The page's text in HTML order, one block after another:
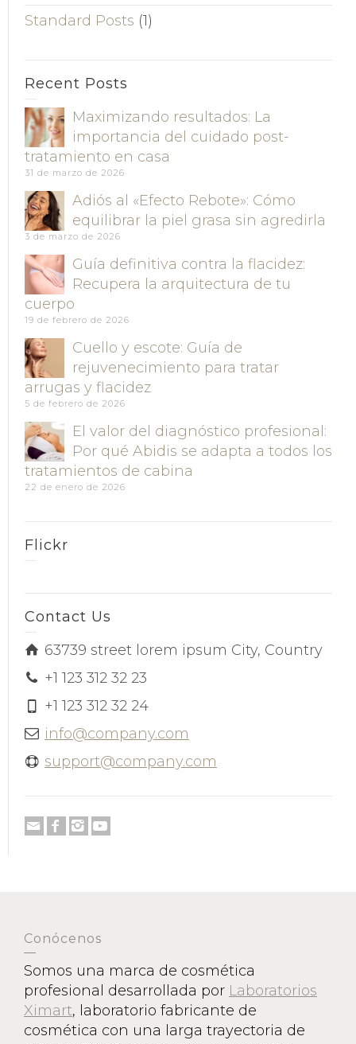
Standard Posts (1)
Recent Posts
Maximizando resultados: La
importancia del cuidado post-
tratamiento en casa
31 de marzo de 2026
Adiós al «Efecto Rebote»: Cómo
equilibrar la piel grasa sin agredirla
3 de marzo de 2026
Guía definitiva contra la flacidez:
Recupera la arquitectura de tu
cuerpo
19 de febrero de 2026
Cuello y escote: Guía de
rejuvenecimiento para tratar
arrugas y flacidez
5 de febrero de 2026
El valor del diagnóstico profesional:
Por qué Abidis se adapta a todos los
tratamientos de cabina
22 de enero de 2026
Flickr
Contact Us
63739 street lorem ipsum City, Country
+1 123 312 32 23
+1 123 312 32 24
info@company.com
support@company.com
Conócenos
Somos una marca de cosmética
profesional desarrollada por Laboratorios
Ximart, laboratorio fabricante de
cosmética con una larga trayectoria de